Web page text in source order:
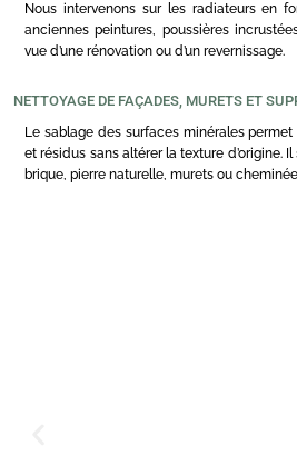
Nous intervenons sur les radiateurs en
anciennes peintures, poussières
vue d’une rénovation ou d’un revernissage.
NETTOYAGE DE FAÇADES, MURETS ET
Le sablage des surfaces minérales permet
et résidus sans altérer la texture d’origine.
brique, pierre naturelle, murets ou